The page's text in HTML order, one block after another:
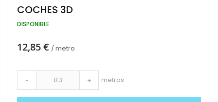
Saltar
al
comienzo
galería
COCHES 3D
DISPONIBLE
12,85 € / metro
- + metros